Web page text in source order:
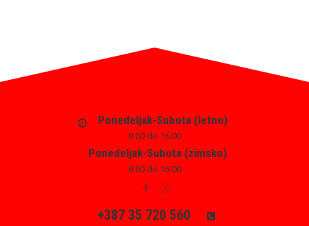
Ponedeljak-Subota (letno)
8:00 do 16:00
Ponedeljak-Subota (zimsko)
8:00 do 16:00
+387 35 720 560